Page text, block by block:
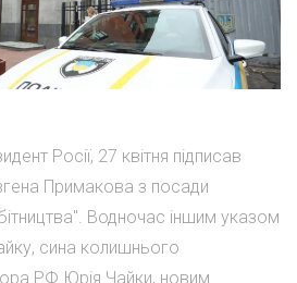
Росії, 27 квітня підписав
Примакова з посади
Водночас іншим указом
сина колишнього
РФ Юрія Чайки, новим